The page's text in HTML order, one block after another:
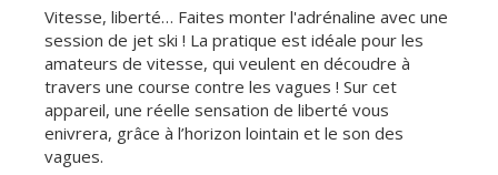
Vitesse, liberté… Faites monter l'adrénaline avec une
session de jet ski ! La pratique est idéale pour les
amateurs de vitesse, qui veulent en découdre à
travers une course contre les vagues ! Sur cet
appareil, une réelle sensation de liberté vous
enivrera, grâce à l’horizon lointain et le son des
vagues.